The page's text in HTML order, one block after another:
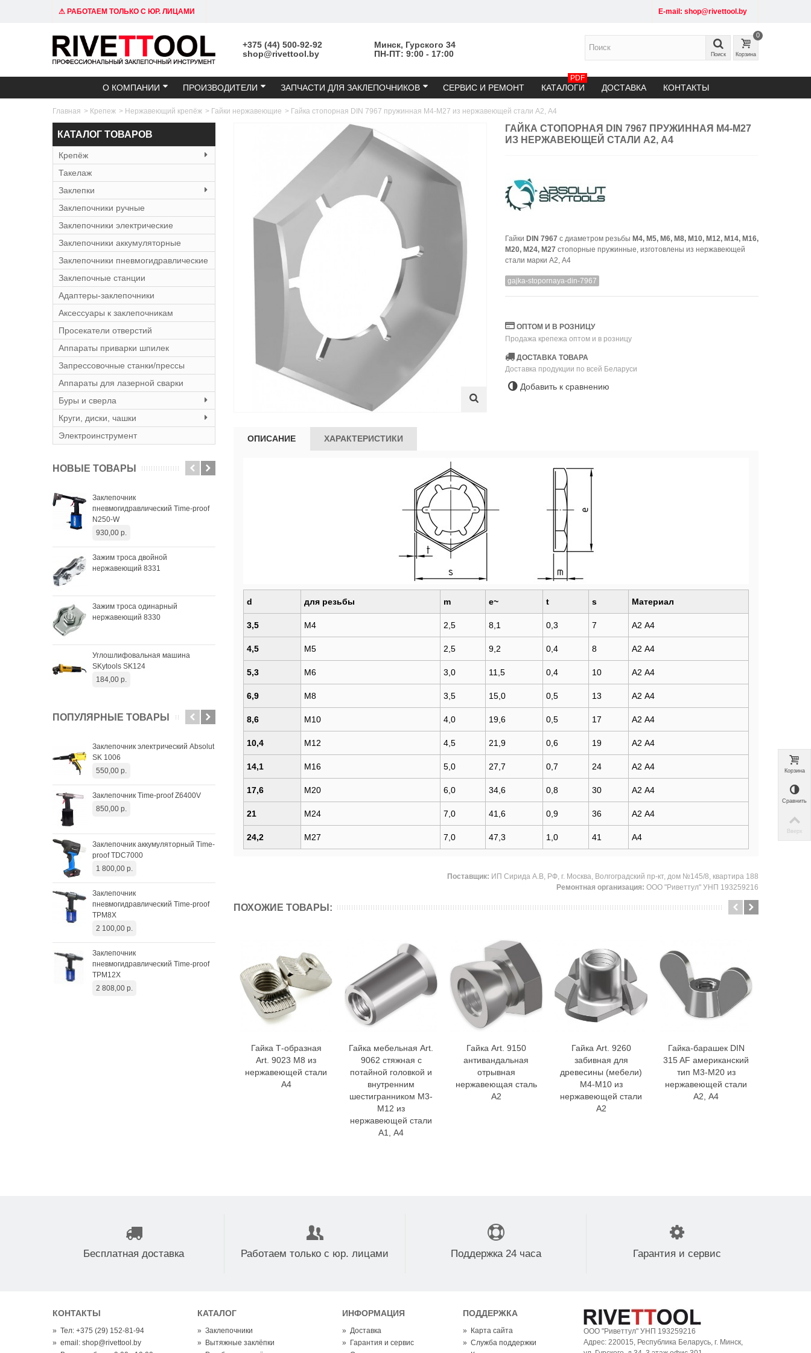
⚠ РАБОТАЕМ ТОЛЬКО С ЮР. ЛИЦАМИ E-mail: shop@rivettool.by
+375 (44) 500-92-92
shop@rivettool.by
Минск, Гурского 34
ПН-ПТ: 9:00 - 17:00
Поиск Корзина
0
О КОМПАНИИ ПРОИЗВОДИТЕЛИ ЗАПЧАСТИ ДЛЯ ЗАКЛЕПОЧНИКОВ СЕРВИС И РЕМОНТ КАТАЛОГИ
PDF
ДОСТАВКА КОНТАКТЫ
Главная > Крепеж > Нержавеющий крепёж > Гайки нержавеющие > Гайка стопорная DIN 7967 пружинная М4-М27 из нержавеющей стали А2, A4
КАТАЛОГ ТОВАРОВ
Крепёж
Такелаж
Заклепки
Заклепочники ручные
Заклепочники электрические
Заклепочники аккумуляторные
Заклепочники пневмогидравлические
Заклепочные станции
Адаптеры-заклепочники
Аксессуары к заклепочникам
Просекатели отверстий
Аппараты приварки шпилек
Запрессовочные станки/прессы
Аппараты для лазерной сварки
Буры и сверла
Круги, диски, чашки
Электроинструмент
НОВЫЕ ТОВАРЫ
Заклепочник
пневмогидравлический Time-proof
N250-W
930,00 р.
Зажим троса двойной
нержавеющий 8331
Зажим троса одинарный
нержавеющий 8330
Углошлифовальная машина
SKytools SK124
184,00 р.
SKytools SK0032 125...
Чашка алмазная шлифовальная
Чашка алмазная шлифовальная
SKytools SK0030 125...
32,00 р.
Диск алмазный отрезной по бетону
SKytools...
SKytools...
Диск алмазный отрезной по бетону
SKytools...
46,00 р.
ПОПУЛЯРНЫЕ ТОВАРЫ
Заклепочник электрический Absolut
SK 1006
550,00 р.
Заклепочник Time-proof Z6400V
850,00 р.
Заклепочник аккумуляторный Time-
proof TDC7000
1 800,00 р.
Заклепочник
пневмогидравлический Time-proof
TPM8X
2 100,00 р.
Заклепочник
пневмогидравлический Time-proof
TPM12X
2 808,00 р.
Заклепочник аккумуляторный Time-
Proof TDM100
2 842,00 р.
Аппарат приварки шпилек Absolut
ГАЙКА СТОПОРНАЯ DIN 7967 ПРУЖИННАЯ М4-М27
ИЗ НЕРЖАВЕЮЩЕЙ СТАЛИ А2, A4
Гайки DIN 7967 с диаметром резьбы М4, М5, М6, М8, М10, М12, М14, М16,
М20, М24, М27 стопорные пружинные, изготовлены из нержавеющей
стали марки А2, А4
gajka-stopornaya-din-7967
ОПТОМ И В РОЗНИЦУ
Продажа крепежа оптом и в розницу
ДОСТАВКА ТОВАРА
Доставка продукции по всей Беларуси
Добавить к сравнению
ОПИСАНИЕ ХАРАКТЕРИСТИКИ
d для резьбы m e~ t s Материал
3,5 M4 2,5 8,1 0,3 7 А2 А4
4,5 M5 2,5 9,2 0,4 8 А2 А4
5,3 M6 3,0 11,5 0,4 10 А2 А4
6,9 M8 3,5 15,0 0,5 13 А2 А4
8,6 M10 4,0 19,6 0,5 17 А2 А4
10,4 M12 4,5 21,9 0,6 19 А2 А4
14,1 M16 5,0 27,7 0,7 24 А2 А4
17,6 M20 6,0 34,6 0,8 30 А2 А4
21 M24 7,0 41,6 0,9 36 А2 А4
24,2 M27 7,0 47,3 1,0 41 А4
Поставщик: ИП Сирида А.В, РФ, г. Москва, Волгоградский пр-кт, дом №145/8, квартира 188
Ремонтная организация: ООО "Риветтул" УНП 193259216
ПОХОЖИЕ ТОВАРЫ:
В корзину
Гайка Т-образная
Art. 9023 М8 из
нержавеющей стали
A4
В корзину
Гайка мебельная Art.
9062 стяжная с
потайной головкой и
внутренним
шестигранником М3-
М12 из
нержавеющей стали
А1, A4
В корзину
Гайка Art. 9150
антивандальная
отрывная
нержавеющая сталь
А2
В корзину
Гайка Art. 9260
забивная для
древесины (мебели)
М4-М10 из
нержавеющей стали
A2
В корзину
Гайка-барашек DIN
315 AF американский
тип М3-М20 из
нержавеющей стали
A2, А4
Бесплатная доставка Работаем только с юр. лицами Поддержка 24 часа Гарантия и сервис
КОНТАКТЫ
» Тел: +375 (29) 152-81-94
» email: shop@rivettool.by
КАТАЛОГ
» Заклепочники
»
Вытяжные заклёпки
ИНФОРМАЦИЯ
» Доставка
»
Гарантия и сервис
ПОДДЕРЖКА
»
Карта сайта
» Служба поддержки
ООО "Риветтул" УНП 193259216
Адрес: 220015, Республика Беларусь, г. Минск,
Корзина
Сравнить
Вверх